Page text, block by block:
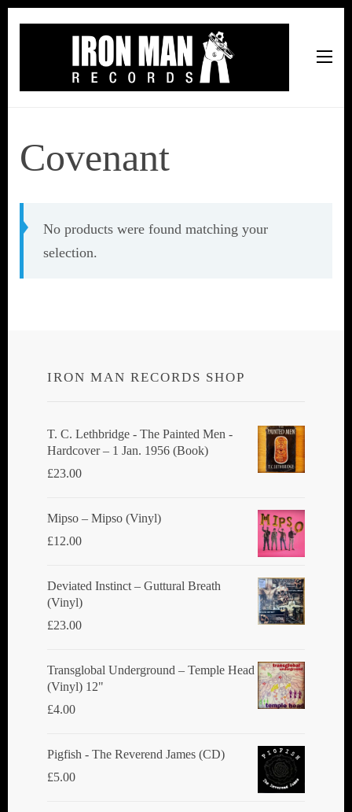
Covenant
No products were found matching your
selection.
IRON MAN RECORDS SHOP
T. C. Lethbridge - The Painted Men -
Hardcover – 1 Jan. 1956 (Book)
£23.00
Mipso ‎– Mipso (Vinyl)
£12.00
Deviated Instinct ‎– Guttural Breath
(Vinyl)
£23.00
Transglobal Underground ‎– Temple Head
(Vinyl) 12"
£4.00
Pigfish - The Reverend James (CD)
£5.00